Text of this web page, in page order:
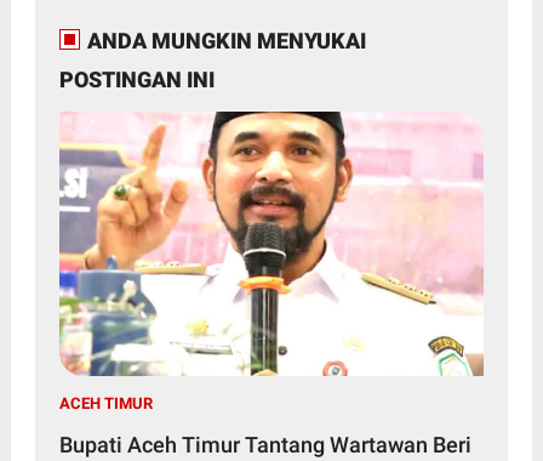
ANDA MUNGKIN MENYUKAI
POSTINGAN INI
ACEH TIMUR
Bupati Aceh Timur Tantang Wartawan Beri